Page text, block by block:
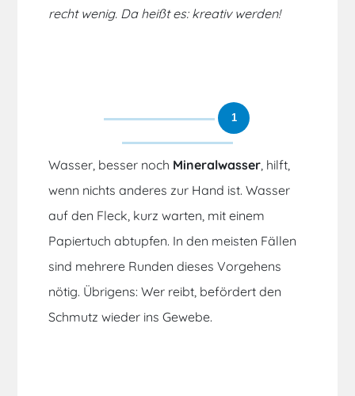
recht wenig. Da heißt es: kreativ werden!
1
Wasser, besser noch Mineralwasser, hilft,
wenn nichts anderes zur Hand ist. Wasser
auf den Fleck, kurz warten, mit einem
Papiertuch abtupfen. In den meisten Fällen
sind mehrere Runden dieses Vorgehens
nötig. Übrigens: Wer reibt, befördert den
Schmutz wieder ins Gewebe.